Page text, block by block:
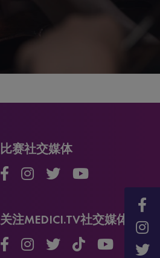
比赛社交媒体
关注MEDICI.TV社交媒体